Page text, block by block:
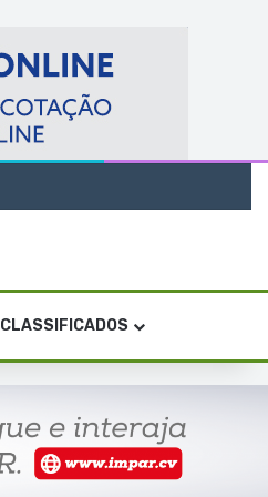
CLASSIFICADOS